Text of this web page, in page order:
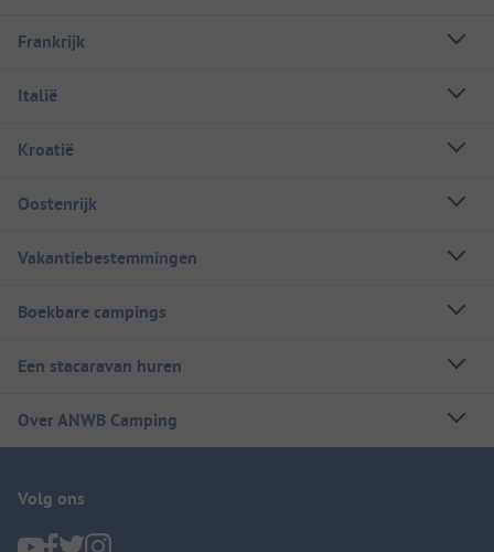
Frankrijk
Italië
Kroatië
Oostenrijk
Vakantiebestemmingen
Boekbare campings
Een stacaravan huren
Over ANWB Camping
Volg ons